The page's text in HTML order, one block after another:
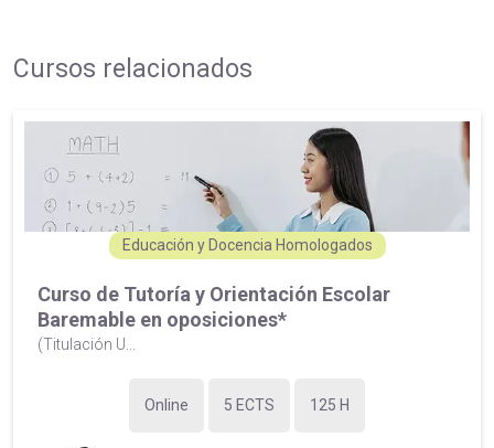
Cursos relacionados
Educación y Docencia Homologados
Curso de Tutoría y Orientación Escolar
Baremable en oposiciones*
(Titulación U...
Online 5 ECTS 125 H